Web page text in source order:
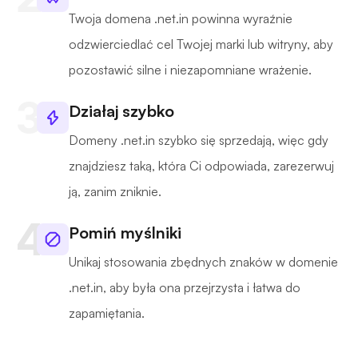
Twoja domena .net.in powinna wyraźnie
odzwierciedlać cel Twojej marki lub witryny, aby
pozostawić silne i niezapomniane wrażenie.
Działaj szybko
Domeny .net.in szybko się sprzedają, więc gdy
znajdziesz taką, która Ci odpowiada, zarezerwuj
ją, zanim zniknie.
Pomiń myślniki
Unikaj stosowania zbędnych znaków w domenie
.net.in, aby była ona przejrzysta i łatwa do
zapamiętania.